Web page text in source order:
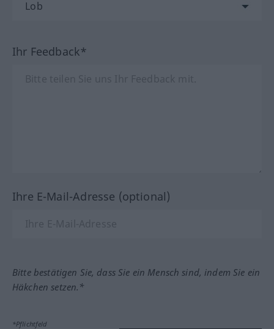
Ihr Feedback*
Ihre E-Mail-Adresse (optional)
Bitte bestätigen Sie, dass Sie ein Mensch sind, indem Sie ein
Häkchen setzen.*
*Pflichtfeld